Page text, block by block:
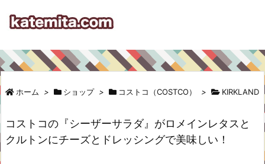
ホーム > ショップ > コストコ（COSTCO） > KIRKLAND
コストコの『シーザーサラダ』がロメインレタスと
クルトンにチーズとドレッシングで美味しい！